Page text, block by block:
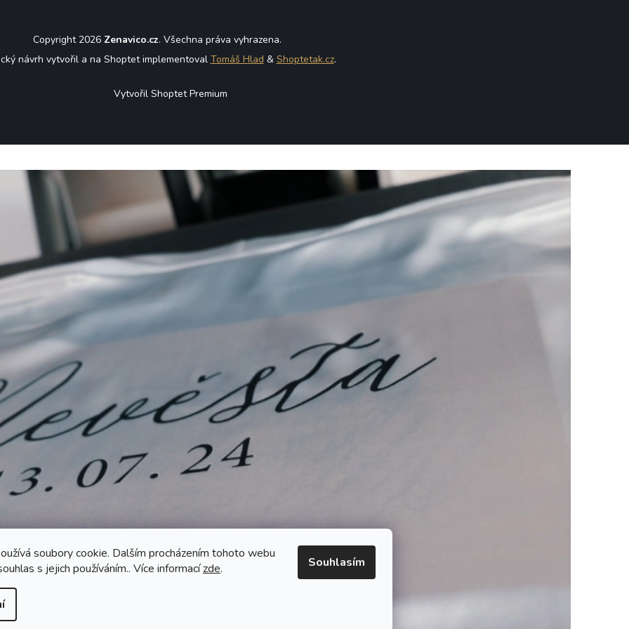
soubory cookie. Dalším procházením tohoto webu
s jejich používáním.. Více informacízde. Souhlasím
Copyright 2026 Zenavico.cz. Všechna práva vyhrazena.
návrh vytvořil a na Shoptet implementoval Tomáš Hlad & Shoptetak.cz.
Vytvořil Shoptet Premium